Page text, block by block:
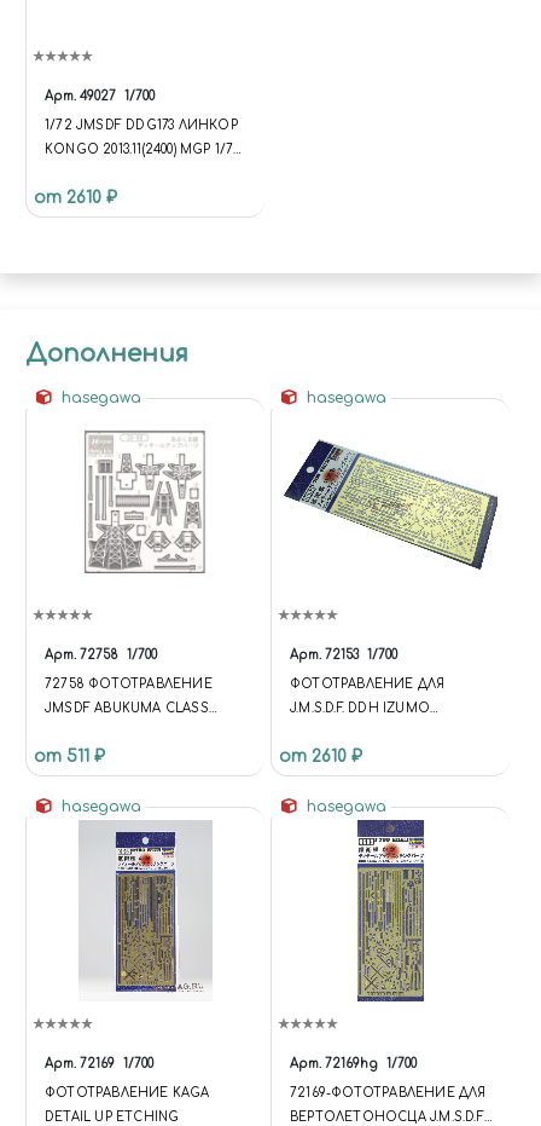
Арт. 49027 1/700
1/72 JMSDF DDG173 ЛИНКОР
KONGO 2013.11(2400) MGP 1/72
BATTLESHIP 2013.11(2400) MGP
от 2610 ₽
Дополнения
hasegawa
Арт. 72758 1/700
72758 ФОТОТРАВЛЕНИЕ
JMSDF ABUKUMA CLASS
от 511 ₽
hasegawa
Арт. 72153 1/700
ФОТОТРАВЛЕНИЕ ДЛЯ
J.M.S.D.F. DDH IZUMO
(HS49031) МАСШТАБ 1:700
HASEGAWA
от 2610 ₽
hasegawa
Арт. 72169 1/700
ФОТОТРАВЛЕНИЕ KAGA
DETAIL UP ETCHING
hasegawa
Арт. 72169hg 1/700
72169-ФОТОТРАВЛЕНИЕ ДЛЯ
ВЕРТОЛЕТОНОСЦА J.M.S.D.F.